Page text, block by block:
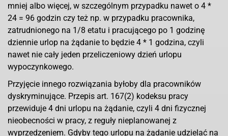
mniej albo więcej, w szczególnym przypadku nawet o 4 *
24 = 96 godzin czy też np. w przypadku pracownika,
zatrudnionego na 1/8 etatu i pracującego po 1 godzinę
dziennie urlop na żądanie to będzie 4 * 1 godzina, czyli
nawet nie cały jeden przeliczeniowy dzień urlopu
wypoczynkowego.
Przyjęcie innego rozwiązania byłoby dla pracowników
dyskryminujące. Przepis art. 167(2) kodeksu pracy
przewiduje 4 dni urlopu na żądanie, czyli 4 dni fizycznej
nieobecności w pracy, z reguły nieplanowanej z
wyprzedzeniem. Gdyby tego urlopu na żądanie udzielać na